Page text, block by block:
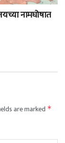
नामघोषात
are marked *